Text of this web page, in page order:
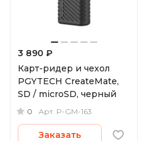
3 890 ₽
Карт-ридер и чехол
PGYTECH CreateMate,
SD / microSD, черный
0 Арт. P-GM-163
Заказать